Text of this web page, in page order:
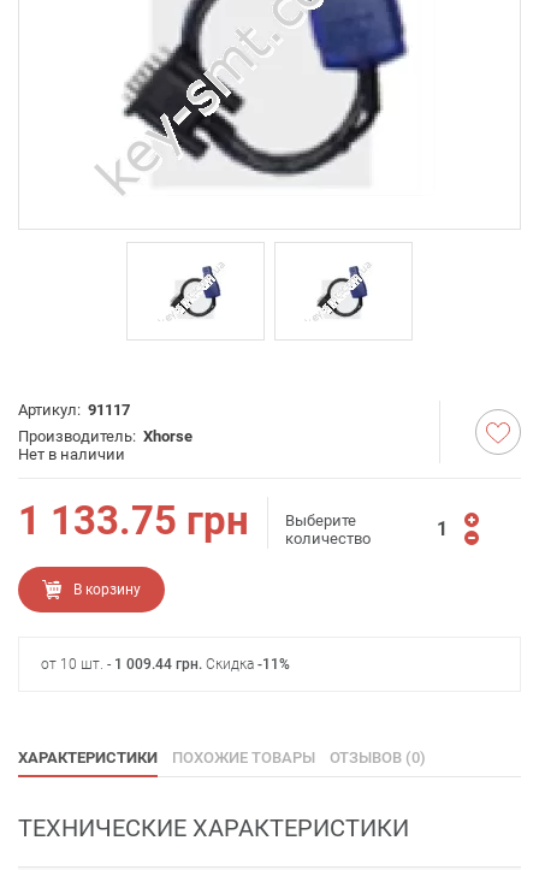
Артикул: 91117
Производитель: Xhorse
Нет в наличии
1 133.75 грн
Выберите
количество
В корзину
от 10 шт. - 1 009.44 грн. Скидка -11%
ХАРАКТЕРИСТИКИ ПОХОЖИЕ ТОВАРЫ ОТЗЫВОВ (0)
ТЕХНИЧЕСКИЕ ХАРАКТЕРИСТИКИ